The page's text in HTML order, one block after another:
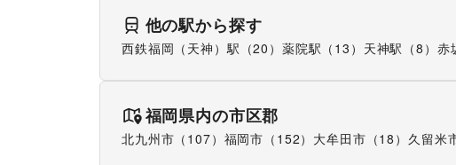
他の駅から探す
西鉄福岡（天神）駅（20） 薬院駅（13） 天神駅（8） 赤
福岡県内の市区郡
北九州市（107） 福岡市（152） 大牟田市（18） 久留米